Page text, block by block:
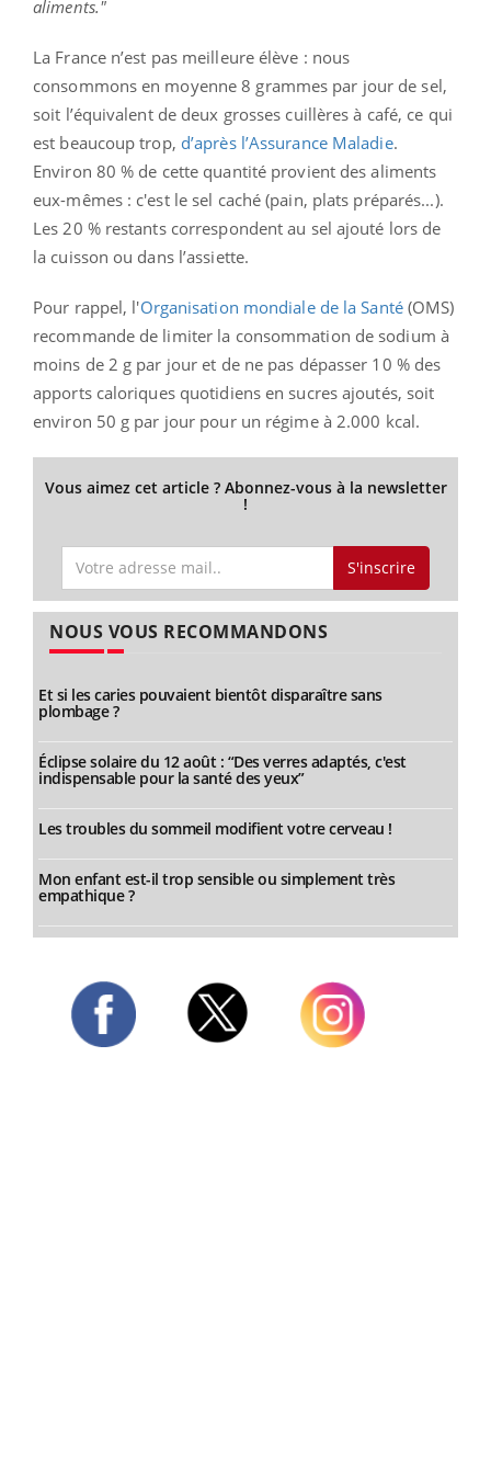
aliments."
La France n’est pas meilleure élève : nous
consommons en moyenne 8 grammes par jour de sel,
soit l’équivalent de deux grosses cuillères à café, ce qui
est beaucoup trop, d’après l’Assurance Maladie.
Environ 80 % de cette quantité provient des aliments
eux-mêmes : c'est le sel caché (pain, plats préparés...).
Les 20 % restants correspondent au sel ajouté lors de
la cuisson ou dans l’assiette.
Pour rappel, l'Organisation mondiale de la Santé(OMS)
recommande de limiter la consommation de sodium à
moins de 2 g par jour et de ne pas dépasser 10 % des
apports caloriques quotidiens en sucres ajoutés, soit
environ 50 g par jour pour un régime à 2.000 kcal.
Vous aimez cet article ? Abonnez-vous à la newsletter
!
S'inscrire
NOUS VOUS RECOMMANDONS
Et si les caries pouvaient bientôt disparaître sans
plombage ?
Éclipse solaire du 12 août : “Des verres adaptés, c'est
indispensable pour la santé des yeux”
Les troubles du sommeil modifient votre cerveau !
Mon enfant est-il trop sensible ou simplement très
empathique ?